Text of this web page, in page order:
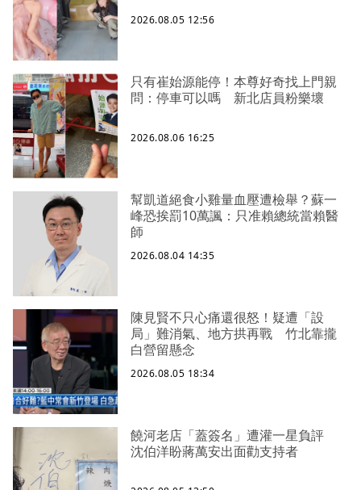
2026.08.05 12:56
只有崔始源能停！本尊好奇找上門親
問：停車可以嗎 新北店員粉樂壞
2026.08.06 16:25
幫凱道絕食小雞量血壓遭檢舉？蘇一
峰恐挨罰10萬諷：只准賴總統當賴醫
師
2026.08.04 14:35
陳見賢不只心痛還很怒！疑遭「設
局」難消氣、地方拱再戰 竹北靠攏
白營留懸念
2026.08.05 18:34
饒河老店「蓋簽名」遭灌一星負評
沈伯洋盼蔣萬安出面勸支持者